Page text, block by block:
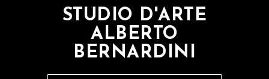
STUDIO D'ARTE
ALBERTO
BERNARDINI